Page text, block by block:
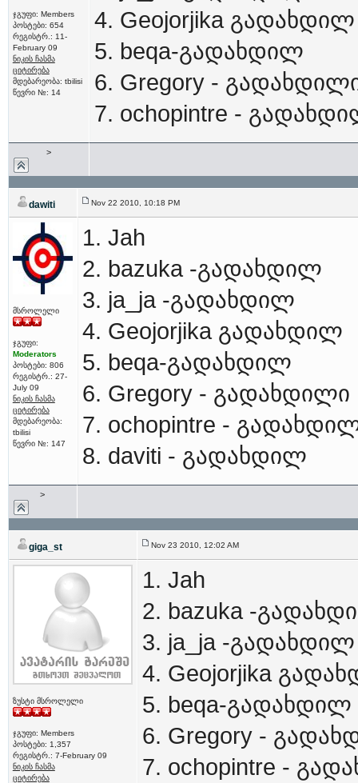
ჯგუფი: Members
პოსტები: 654
რეგისტრ.: 11-
February 09
ნიკის ჩასმა
ციტირება
მდებარეობა: tbilisi
წევრი №: 14
4. Geojorjika გადახდილ
5. beqa-გადახდილ
6. Gregory -
7. ochopintre -
>
dawiti Nov 22 2010, 10:18 PM
მსროლელი
ჯგუფი:
Moderators
პოსტები: 806
რეგისტრ.: 27-
July 09
ნიკის ჩასმა
ციტირება
მდებარეობა:
tbilisi
წევრი №: 147
1. Jah
2. bazuka -გადახდილ
3. ja_ja -გადახდილ
4. Geojorjika გადახდილ
5. beqa-გადახდილ
6. Gregory - გადახდილი
7. ochopintre -
8. daviti - გადახდილ
>
giga_st Nov 23 2010, 12:02 AM
ზუსტი მსროლელი
ჯგუფი: Members
პოსტები: 1,357
რეგისტრ.: 7-February 09
ნიკის ჩასმა
ციტირება
1. Jah
2. bazuka -
3. ja_ja -გადახდილ
4. Geojorjika
5. beqa-გადახდილ
6. Gregory -
7. ochopintre -